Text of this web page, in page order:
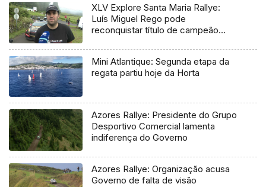
XLV Explore Santa Maria Rallye:
Luís Miguel Rego pode
reconquistar título de campeão
Mini Atlantique: Segunda etapa da
regata partiu hoje da Horta
Azores Rallye: Presidente do Grupo
Desportivo Comercial lamenta
indiferença do Governo
Azores Rallye: Organização acusa
Governo de falta de visão